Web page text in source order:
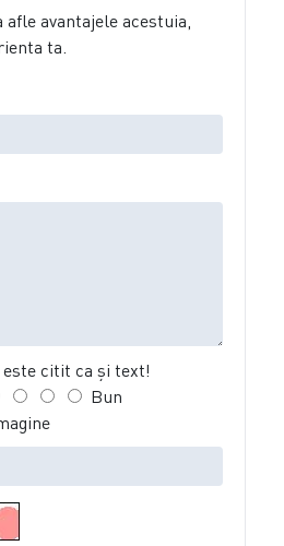
avantajele acestuia,
ta.
citit ca şi text!
Bun